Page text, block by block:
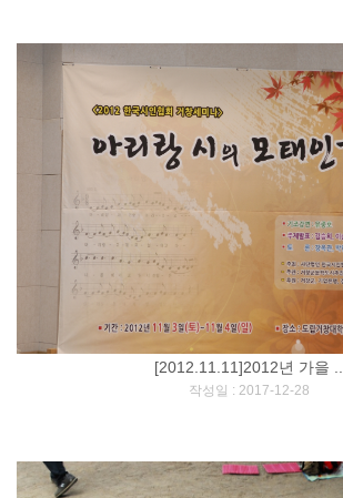
[2012.11.11]2012년 가을 ..
작성일 : 2017-12-28